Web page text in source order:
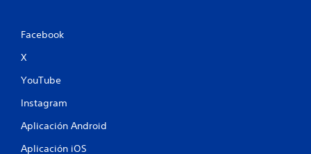
Facebook
X
YouTube
Instagram
Aplicación Android
Aplicación iOS